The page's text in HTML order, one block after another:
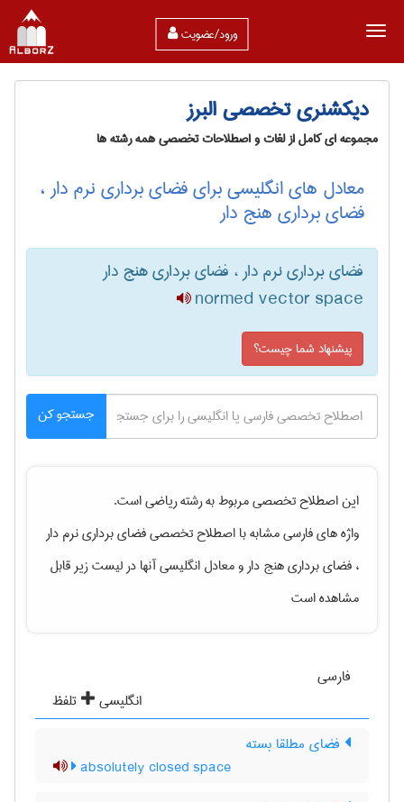
ورود/عضویت
دیکشنری تخصصی البرز
مجموعه ای کامل از لغات و اصطلاحات تخصصی همه رشته ها
معادل های انگلیسی برای فضای برداری نرم دار ،
فضای برداری هنج دار
فضای برداری نرم دار ، فضای برداری هنج دار
normed vector space
پیشنهاد شما چیست؟
جستجو کن
این اصطلاح تخصصی مربوط به رشتهرياضیاست.
واژه های فارسی مشابه با اصطلاح تخصصیفضای برداری نرم دار
، فضای برداری هنج دارو معادل انگلیسی آنها در لیست زیر قابل
مشاهده است
فارسی
انگلیسی
تلفظ
فضای مطلقا بسته
absolutely closed space